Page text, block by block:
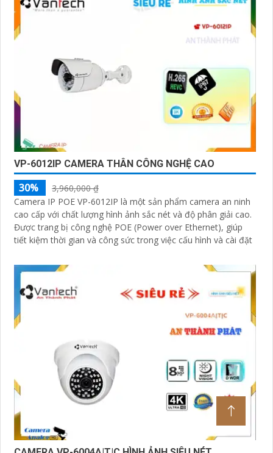
VP-6012IP CAMERA THÂN CÔNG NGHỆ CAO
30%
3,960,000 ₫
Camera IP POE VP-6012IP là một sản phẩm camera an ninh
cao cấp với chất lượng hình ảnh sắc nét và độ phân giải cao.
Được trang bị công nghệ POE (Power over Ethernet), giúp
tiết kiệm thời gian và công sức trong việc cấu hình và cài đặt